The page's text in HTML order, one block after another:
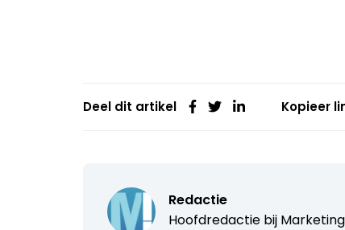
Deel dit artikel Kopieer
Redactie
Hoofdredactie bij